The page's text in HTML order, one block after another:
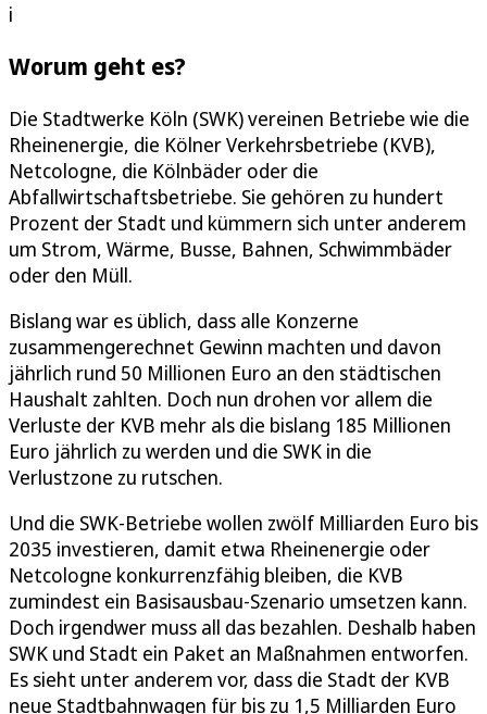
i
Worum geht es?
Die Stadtwerke Köln (SWK) vereinen Betriebe wie die
Rheinenergie, die Kölner Verkehrsbetriebe (KVB),
Netcologne, die Kölnbäder oder die
Abfallwirtschaftsbetriebe. Sie gehören zu hundert
Prozent der Stadt und kümmern sich unter anderem
um Strom, Wärme, Busse, Bahnen, Schwimmbäder
oder den Müll.
Bislang war es üblich, dass alle Konzerne
zusammengerechnet Gewinn machten und davon
jährlich rund 50 Millionen Euro an den städtischen
Haushalt zahlten. Doch nun drohen vor allem die
Verluste der KVB mehr als die bislang 185 Millionen
Euro jährlich zu werden und die SWK in die
Verlustzone zu rutschen.
Und die SWK-Betriebe wollen zwölf Milliarden Euro bis
2035 investieren, damit etwa Rheinenergie oder
Netcologne konkurrenzfähig bleiben, die KVB
zumindest ein Basisausbau-Szenario umsetzen kann.
Doch irgendwer muss all das bezahlen. Deshalb haben
SWK und Stadt ein Paket an Maßnahmen entworfen.
Es sieht unter anderem vor, dass die Stadt der KVB
neue Stadtbahnwagen für bis zu 1,5 Milliarden Euro